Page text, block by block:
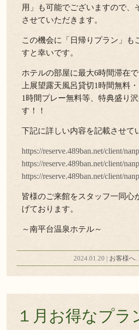
キャンセル/プライバシ
English
用」も可能でございますので、
させていただきます。
この機会に「日帰りプラン」も
すと幸いです。
ホテルの部屋に最大6時間滞在
上展望露天風呂貸切1時間無料
1時間プレー無料等、特典盛り
す！！
下記に詳しい内容を記載させて
https://reserve.489ban.net/client/
https://reserve.489ban.net/client/
https://reserve.489ban.net/client/
皆様のご来館をスタッフ一同心
げております。
～南平台温泉ホテル～
2024.01.20 | お客様へ.
１月お得なプラ